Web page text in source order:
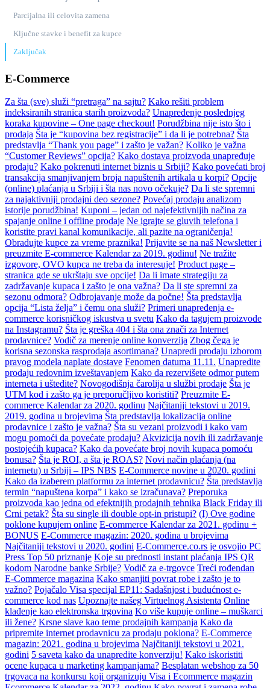
Parcijalna ili celovita zamena
Ključne stavke i benefit za kupce
Zaključak
E-Commerce
Za šta (sve) služi “pretraga” na sajtu? Kako rešiti problem
indeksiranih stranica starih proizvoda? Unapređenje poslednjeg
koraka kupovine – One page checkout! Porudžbina nije isto što i
prodaja Šta je “kupovina bez registracije” i da li je potrebna? Šta
predstavlja “Thank you page” i zašto je važan? Koliko je važna
“Customer Reviews” opcija? Kako dostava proizvoda unapređuje
prodaju? Kako pokrenuti internet biznis u Srbiji? Kako povećati broj
transakcija smanjivanjem broja napuštenih artikala u korpi? Opcije
(online) plaćanja u Srbiji i šta nas novo očekuje? Da li ste spremni
za najaktivniji prodajni deo sezone? Povećaj prodaju analizom
istorije porudžbina! Kuponi – jedan od najefektivnijih načina za
spajanje online i offline prodaje Ne igrajte se gluvih telefona i
koristite pravi kanal komunikacije, ali pazite na ograničenja!
Obradujte kupce za vreme praznika! Prijavite se na naš Newsletter i
preuzmite E-commerce Kalendar za 2019. godinu! Ne tražite
izgovore, OVO kupca ne treba da interesuje! Product page –
stranica gde se ukrštaju sve opcije! Da li imate strategiju za
zadržavanje kupaca i zašto je ona važna? Da li ste spremni za
sezonu odmora? Odbrojavanje može da počne! Šta predstavlja
opcija “Lista želja” i čemu ona služi? Primeri unapređenja e-
commerce korisničkog iskustva u svetu Kako da tagujem proizvode
na Instagramu? Šta je greška 404 i šta ona znači za Internet
prodavnice? Vodič za merenje online konverzija Zbog čega je
korisna sezonska rasprodaja asortimana? Unapredi prodaju izborom
pravog modela naplate dostave Fenomen datuma 11.11. Unapredite
prodaju redovnim izveštavanjem Kako da rezervišete odmor putem
interneta i uštedite? Novogodišnja čarolija u službi prodaje Šta je
UTM kod i zašto ga je preporučljivo koristiti? Preuzmite E-
commerce Kalendar za 2020. godinu Najčitaniji tekstovi u 2019.
2019. godina u brojevima Šta predstavlja lokalizacija online
prodavnice i zašto je važna? Šta su vezani proizvodi i kako vam
mogu pomoći da povećate prodaju? Akvizicija novih ili zadržavanje
postojećih kupaca? Kako da povećate broj novih kupaca pomoću
bonusa? Šta je ROI, a šta je ROAS? Novi način plaćanja (na
internetu) u Srbiji – IPS NBS E-Commerce novine u 2020. godini
Kako da izaberem platformu za internet prodavnicu? Šta predstavlja
termin “napuštena korpa” i kako se izračunava? Preporuka
proizvoda kao jedna od efektnijih prodajnih tehnika Black Friday ili
Crni petak? Šta su single ili double opt-in pristupi? (I) Ove godine
poklone kupujem online E-commerce Kalendar za 2021. godinu +
BONUS E-Commerce magazin: 2020. godina u brojevima
Najčitaniji tekstovi u 2020. godini E-Commerce.co.rs je osvojio PC
Press Top 50 priznanje Koje su prednosti instant plaćanja IPS QR
kodom Narodne banke Srbije? Vodič za e-trgovce Treći rođendan
E-Commerce magazina Kako smanjiti povrat robe i zašto je to
važno? Pojačalo Visa specijal EP11: Sadašnjost i budućnost e-
commerce kod nas Upoznajte našeg Virtuelnog Asistenta Online
klađenje kao elektronska trgovina Ko više kupuje online – muškarci
ili žene? Krsne slave kao teme prodajnih kampanja Kako da
pripremite internet prodavnicu za prodaju poklona? E-Commerce
magazin: 2021. godina u brojevima Najčitaniji tekstovi u 2021.
godini 5 saveta kako da unapredite konverziju! Kako iskoristiti
ocene kupaca u marketing kampanjama? Besplatan webshop za 50
trgovaca na konkursu koji organizuju Visa i Ecommerce magazin